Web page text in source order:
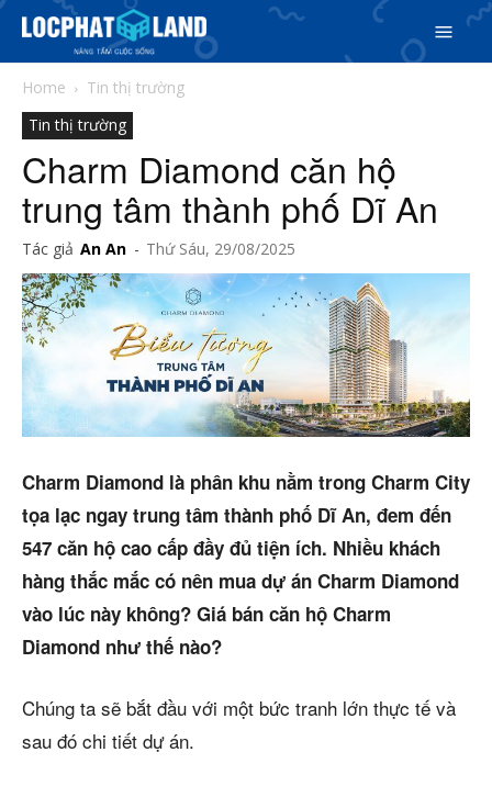
Search
5/5 (45 Reviews)
Phiên bản cập nhật V3
& tìm kiếm nhanh chóng hơn
Trang chủ
Dự án
Mua bán
Cho thuê
Home
Tin thị trường
Tin thị trường
Charm Diamond căn hộ
trung tâm thành phố Dĩ An
Tác giả An An - Thứ Sáu, 29/08/2025
Charm Diamond là phân khu nằm trong Charm City
tọa lạc ngay trung tâm thành phố Dĩ An, đem đến
547 căn hộ cao cấp đầy đủ tiện ích. Nhiều khách
hàng thắc mắc có nên mua dự án Charm Diamond
vào lúc này không? Giá bán căn hộ Charm
Diamond như thế nào?
Chúng ta sẽ bắt đầu với một bức tranh lớn thực tế và
sau đó chi tiết dự án.